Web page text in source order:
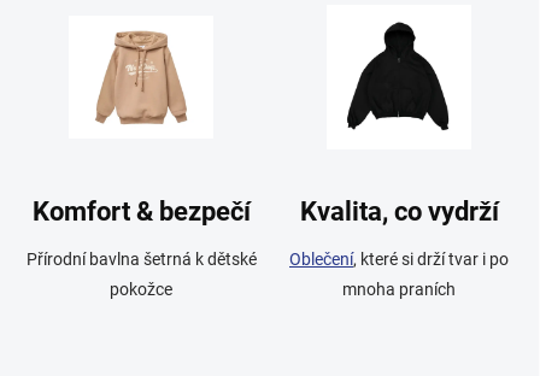
Komfort & bezpečí
Přírodní bavlna šetrná k dětské
pokožce
Kvalita, co vydrží
Oblečení, které si drží tvar i po
mnoha praních